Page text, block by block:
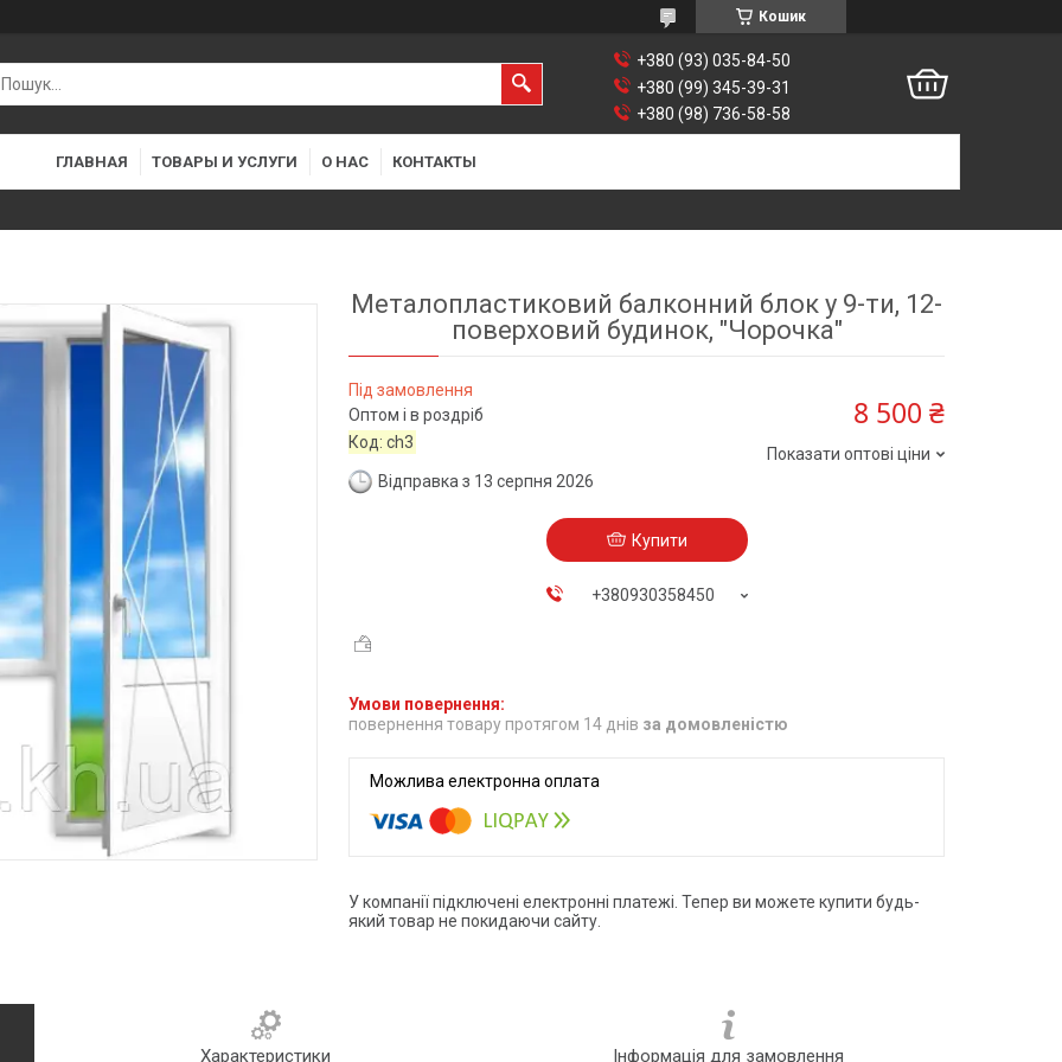
Кошик
+380 (93) 035-84-50
+380 (99) 345-39-31
+380 (98) 736-58-58
ГЛАВНАЯ ТОВАРЫ И УСЛУГИ О НАС КОНТАКТЫ
Металопластиковий балконний блок у 9-ти, 12-
поверховий будинок, "Чорочка"
Під замовлення
Оптом і в роздріб
Код:ch3
Відправка з 13 серпня 2026
8 500 ₴
Показати оптові ціни
Купити
+380930358450
повернення товару протягом 14 днів за домовленістю
У компанії підключені електронні платежі. Тепер ви можете купити будь-
який товар не покидаючи сайту.
Характеристики Інформація для замовлення